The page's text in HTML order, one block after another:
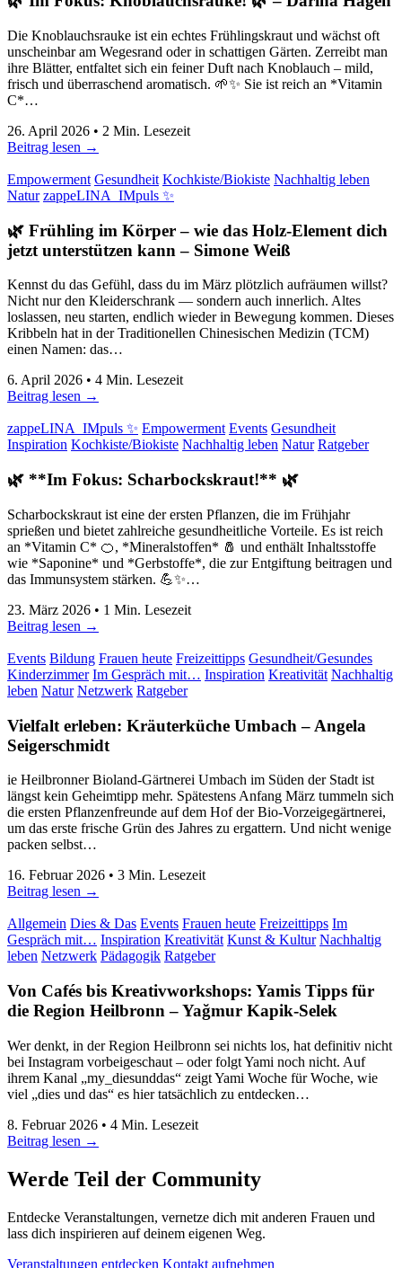
Die Knoblauchsrauke ist ein echtes Frühlingskraut und wächst oft
unscheinbar am Wegesrand oder in schattigen Gärten. Zerreibt man
ihre Blätter, entfaltet sich ein feiner Duft nach Knoblauch – mild,
frisch und überraschend aromatisch. 🌱✨ Sie ist reich an *Vitamin
C*…
26. April 2026 • 2 Min. Lesezeit
Beitrag lesen →
Empowerment Gesundheit Kochkiste/Biokiste Nachhaltig leben
Natur zappeLINA_IMpuls ✨
🌿 Frühling im Körper – wie das Holz-Element dich
jetzt unterstützen kann – Simone Weiß
Kennst du das Gefühl, dass du im März plötzlich aufräumen willst?
Nicht nur den Kleiderschrank — sondern auch innerlich. Altes
loslassen, neu starten, endlich wieder in Bewegung kommen. Dieses
Kribbeln hat in der Traditionellen Chinesischen Medizin (TCM)
einen Namen: das…
6. April 2026 • 4 Min. Lesezeit
Beitrag lesen →
zappeLINA_IMpuls ✨ Empowerment Events Gesundheit
Inspiration Kochkiste/Biokiste Nachhaltig leben Natur Ratgeber
🌿 **Im Fokus: Scharbockskraut!** 🌿
Scharbockskraut ist eine der ersten Pflanzen, die im Frühjahr
sprießen und bietet zahlreiche gesundheitliche Vorteile. Es ist reich
an *Vitamin C* 🍊, *Mineralstoffen* 🧂 und enthält Inhaltsstoffe
wie *Saponine* und *Gerbstoffe*, die zur Entgiftung beitragen und
das Immunsystem stärken. 💪✨…
23. März 2026 • 1 Min. Lesezeit
Beitrag lesen →
Events Bildung Frauen heute Freizeittipps Gesundheit/Gesundes
Kinderzimmer Im Gespräch mit… Inspiration Kreativität Nachhaltig
leben Natur Netzwerk Ratgeber
Vielfalt erleben: Kräuterküche Umbach – Angela
Seigerschmidt
ie Heilbronner Bioland-Gärtnerei Umbach im Süden der Stadt ist
längst kein Geheimtipp mehr. Spätestens Anfang März tummeln sich
die ersten Pflanzenfreunde auf dem Hof der Bio-Vorzeigegärtnerei,
um das erste frische Grün des Jahres zu ergattern. Und nicht wenige
packen selbst…
16. Februar 2026 • 3 Min. Lesezeit
Beitrag lesen →
Allgemein Dies & Das Events Frauen heute Freizeittipps Im
Gespräch mit… Inspiration Kreativität Kunst & Kultur Nachhaltig
leben Netzwerk Pädagogik Ratgeber
Von Cafés bis Kreativworkshops: Yamis Tipps für
die Region Heilbronn –Yağmur Kapik-Selek
Wer denkt, in der Region Heilbronn sei nichts los, hat definitiv nicht
bei Instagram vorbeigeschaut – oder folgt Yami noch nicht. Auf
ihrem Kanal „my_diesunddas“ zeigt Yami Woche für Woche, wie
viel „dies und das“ es hier tatsächlich zu entdecken…
8. Februar 2026 • 4 Min. Lesezeit
Beitrag lesen →
Werde Teil der Community
Entdecke Veranstaltungen, vernetze dich mit anderen Frauen und
lass dich inspirieren auf deinem eigenen Weg.
Veranstaltungen entdecken Kontakt aufnehmen